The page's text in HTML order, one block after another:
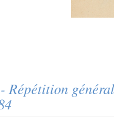
Répétition